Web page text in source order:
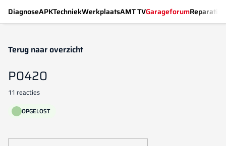
DiagnoseAPKTechniekWerkplaatsAMT TVGarageforum
Terug naar overzicht
P0420
11 reacties
OPGELOST